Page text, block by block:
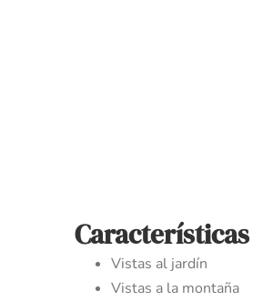
Características
Vistas al jardín
Vistas a la montaña